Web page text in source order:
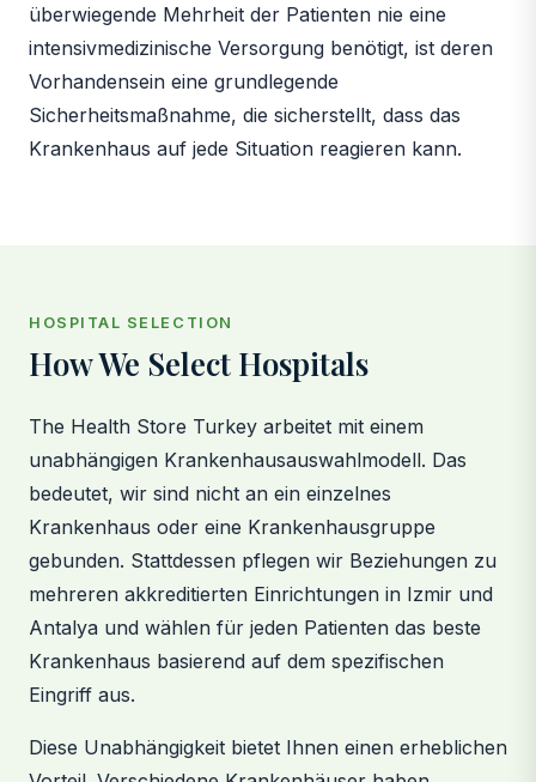
überwiegende Mehrheit der Patienten nie eine
intensivmedizinische Versorgung benötigt, ist deren
Vorhandensein eine grundlegende
Sicherheitsmaßnahme, die sicherstellt, dass das
Krankenhaus auf jede Situation reagieren kann.
HOSPITAL SELECTION
How We Select Hospitals
The Health Store Turkey arbeitet mit einem
unabhängigen Krankenhausauswahlmodell. Das
bedeutet, wir sind nicht an ein einzelnes
Krankenhaus oder eine Krankenhausgruppe
gebunden. Stattdessen pflegen wir Beziehungen zu
mehreren akkreditierten Einrichtungen in Izmir und
Antalya und wählen für jeden Patienten das beste
Krankenhaus basierend auf dem spezifischen
Eingriff aus.
Diese Unabhängigkeit bietet Ihnen einen erheblichen